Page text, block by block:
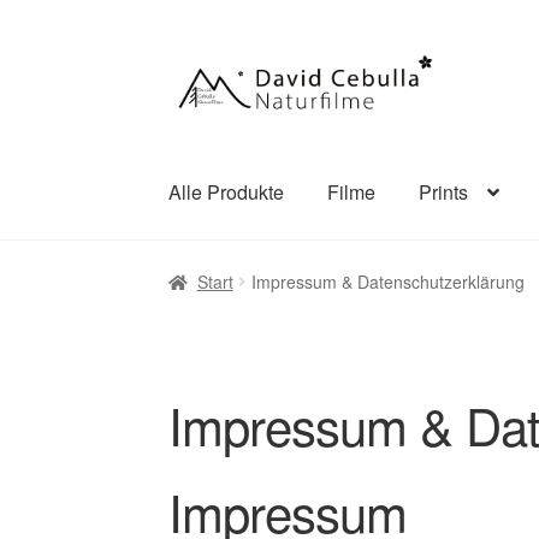
Navigation
Zum
Inhalt
Alle Produkte Filme Prints
StartAllgemeine Geschäftsbedingungen
Start Impressum & Datenschutzerklärung
Impressum &
Impressum